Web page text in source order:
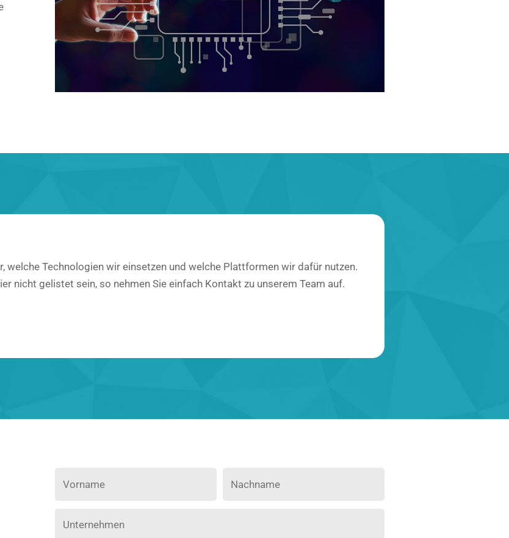
Technologien wir einsetzen und welche Plattformen wir dafür nutzen.
nicht gelistet sein, so nehmen Sie einfach Kontakt zu unserem Team auf.